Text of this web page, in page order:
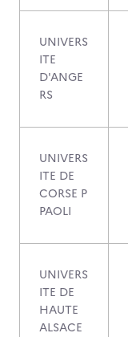
UNIVERS
ITE
D'ANGE
RS
UNIVERS
ITE DE
CORSE P
PAOLI
UNIVERS
ITE DE
HAUTE
ALSACE